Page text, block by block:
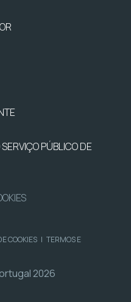
PÚBLICO DE
COOKIES | TERMOS E
2026